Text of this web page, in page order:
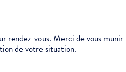
rendez-vous. Merci de vous munir
de votre situation.